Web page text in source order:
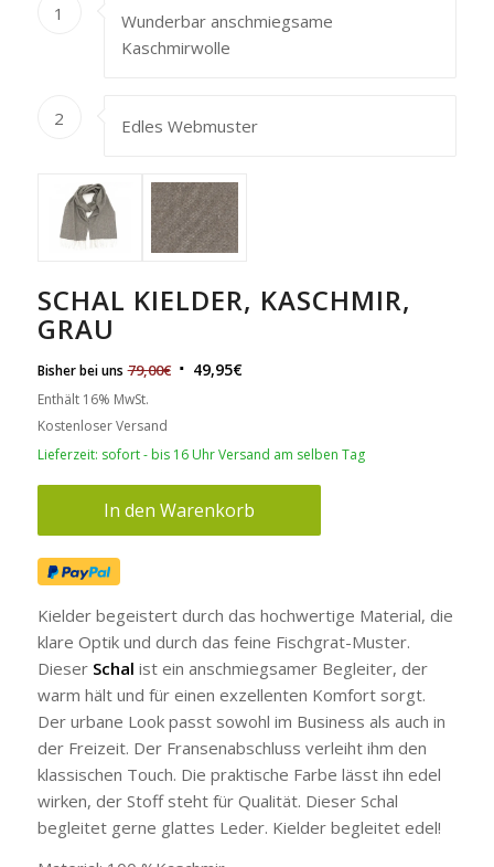
1
Wunderbar anschmiegsame
Kaschmirwolle
2 Edles Webmuster
SCHAL KIELDER, KASCHMIR,
GRAU
Bisher bei uns 79,00€ 49,95€
Enthält 16% MwSt.
Kostenloser Versand
Lieferzeit: sofort - bis 16 Uhr Versand am selben Tag
In den Warenkorb
Kielder begeistert durch das hochwertige Material, die
klare Optik und durch das feine Fischgrat-Muster.
Dieser Schal ist ein anschmiegsamer Begleiter, der
warm hält und für einen exzellenten Komfort sorgt.
Der urbane Look passt sowohl im Business als auch in
der Freizeit. Der Fransenabschluss verleiht ihm den
klassischen Touch. Die praktische Farbe lässt ihn edel
wirken, der Stoff steht für Qualität. Dieser Schal
begleitet gerne glattes Leder. Kielder begleitet edel!